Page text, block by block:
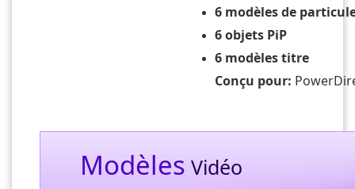
6 modèles de
6 objets PiP
6 modèles titre
Conçu pour:
Modèles Vidéo